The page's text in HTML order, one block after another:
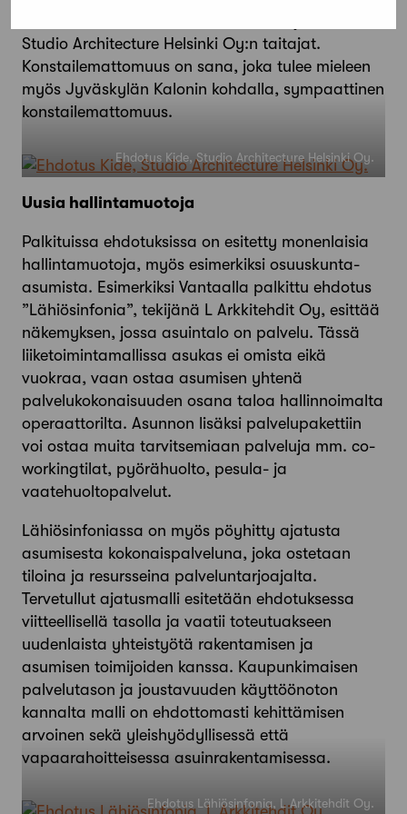
Studio Architecture Helsinki Oy:n taitajat.
Konstailemattomuus on sana, joka tulee mieleen
myös Jyväskylän Kalonin kohdalla, sympaattinen
konstailemattomuus.
Ehdotus Kide, Studio Architecture Helsinki Oy.
Uusia hallintamuotoja
Palkituissa ehdotuksissa on esitetty monenlaisia
hallintamuotoja, myös esimerkiksi osuuskunta-
asumista. Esimerkiksi Vantaalla palkittu ehdotus
”Lähiösinfonia”, tekijänä L Arkkitehdit Oy, esittää
näkemyksen, jossa asuintalo on palvelu. Tässä
liiketoimintamallissa asukas ei omista eikä
vuokraa, vaan ostaa asumisen yhtenä
palvelukokonaisuuden osana taloa hallinnoimalta
operaattorilta. Asunnon lisäksi palvelupakettiin
voi ostaa muita tarvitsemiaan palveluja mm. co-
workingtilat, pyörähuolto, pesula- ja
vaatehuoltopalvelut.
Lähiösinfoniassa on myös pöyhitty ajatusta
asumisesta kokonaispalveluna, joka ostetaan
tiloina ja resursseina palveluntarjoajalta.
Tervetullut ajatusmalli esitetään ehdotuksessa
viitteellisellä tasolla ja vaatii toteutuakseen
uudenlaista yhteistyötä rakentamisen ja
asumisen toimijoiden kanssa. Kaupunkimaisen
palvelutason ja joustavuuden käyttöönoton
kannalta malli on ehdottomasti kehittämisen
arvoinen sekä yleishyödyllisessä että
vapaarahoitteisessa asuinrakentamisessa.
Ehdotus Lähiösinfonia, L Arkkitehdit Oy.